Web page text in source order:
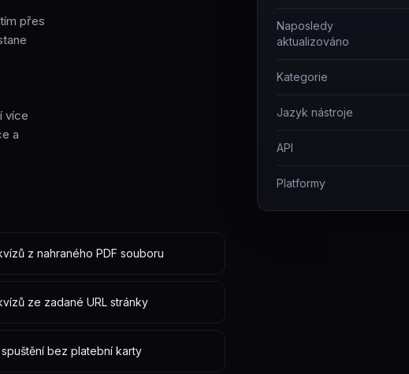
přes
více
a
z nahraného PDF souboru
ze zadané URL stránky
bez platební karty
Naposledy
aktualizováno
Kategorie
Jazyk nástroje
API
Platformy